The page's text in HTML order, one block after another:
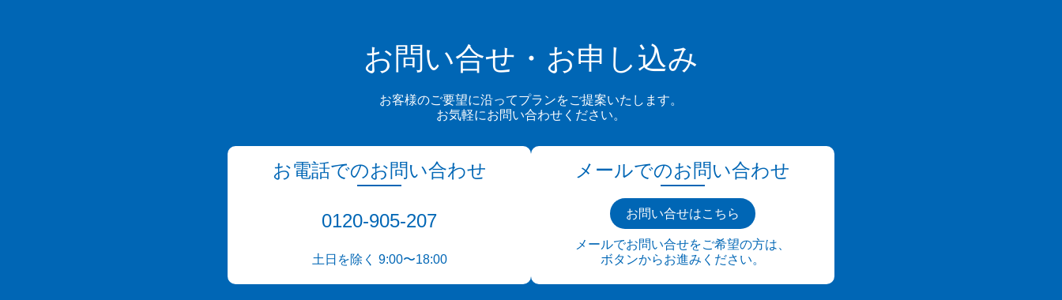
お問い合せ・お申し込み
お客様のご要望に沿ってプランをご提案いたします。
お気軽にお問い合わせください。
お電話でのお問い合わせ
0120-905-207
土日を除く 9:00〜18:00
メールでのお問い合わせ
お問い合せはこちら
メールでお問い合せをご希望の方は、
ボタンからお進みください。